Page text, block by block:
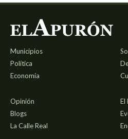
Municipios
Política
Economía
Opinión
Blogs
La Calle Real
El